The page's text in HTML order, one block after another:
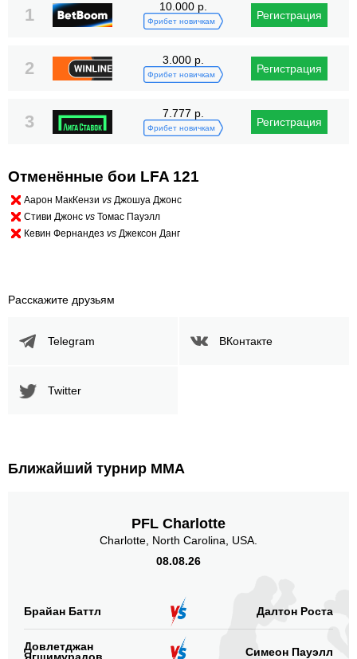
1 10.000 р.
Фрибет новичкам Регистрация
2 3.000 р.
Фрибет новичкам Регистрация
3 7.777 р.
Фрибет новичкам Регистрация
Отменённые бои LFA 121
Аарон МакКензи vs Джошуа Джонс
Стиви Джонс vs Томас Пауэлл
Кевин Фернандез vs Джексон Данг
Расскажите друзьям
Telegram ВКонтакте
Twitter
Ближайший турнир ММА
PFL Charlotte
Charlotte, North Carolina, USA.
08.08.26
Брайан Баттл Далтон Роста
Довлетджан
Симеон Пауэлл